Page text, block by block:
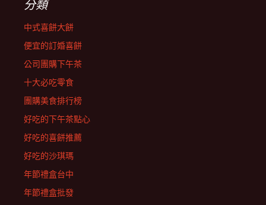
分類
中式喜餅大餅
便宜的訂婚喜餅
公司團購下午茶
十大必吃零食
團購美食排行榜
好吃的下午茶點心
好吃的喜餅推薦
好吃的沙琪瑪
年節禮盒台中
年節禮盒批發